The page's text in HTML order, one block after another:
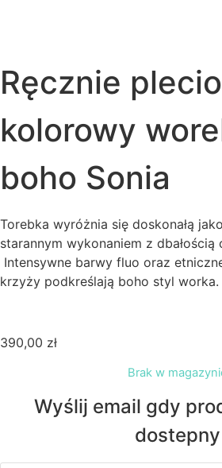
Ręcznie
kolorowy
boho Sonia
Torebka wyróżnia się doskonałą
starannym wykonaniem z dbałością
Intensywne barwy fluo oraz
krzyży podkreślają boho styl worka.
390,00 zł
Brak w
Wyślij email gdy
dostepny